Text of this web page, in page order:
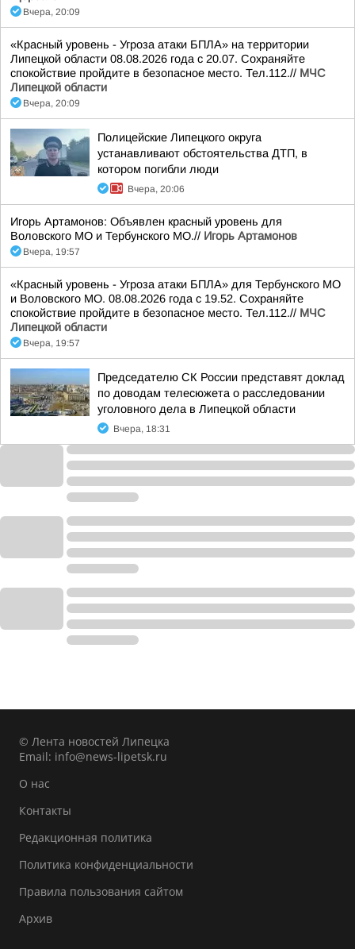
Вчера, 20:09
«Красный уровень - Угроза атаки БПЛА» на территории
Липецкой области 08.08.2026 года с 20.07. Сохраняйте
спокойствие пройдите в безопасное место. Тел.112.// МЧС
Липецкой области
Вчера, 20:09
Полицейские Липецкого округа
устанавливают обстоятельства ДТП, в
котором погибли люди
Вчера, 20:06
Игорь Артамонов: Объявлен красный уровень для
Воловского МО и Тербунского МО.// Игорь Артамонов
Вчера, 19:57
«Красный уровень - Угроза атаки БПЛА» для Тербунского МО
и Воловского МО. 08.08.2026 года с 19.52. Сохраняйте
спокойствие пройдите в безопасное место. Тел.112.// МЧС
Липецкой области
Вчера, 19:57
Председателю СК России представят доклад
по доводам телесюжета о расследовании
уголовного дела в Липецкой области
Вчера, 18:31
© Лента новостей Липецка
Email: info@news-lipetsk.ru
О нас
Контакты
Редакционная политика
Политика конфиденциальности
Правила пользования сайтом
Архив